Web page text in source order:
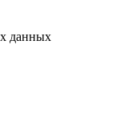
данных